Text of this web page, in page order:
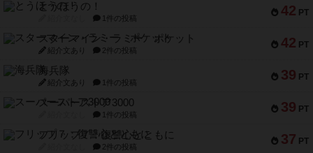
42 PT
とうほうの！
1件の投稿
42 PT
スターマイン・ラミー ポケット
紹介文あり 2件の投稿
39 PT
海兵隊
紹介文あり 1件の投稿
39 PT
スーパーストア3000
1件の投稿
37 PT
フリップ７：復讐心とともに
2件の投稿